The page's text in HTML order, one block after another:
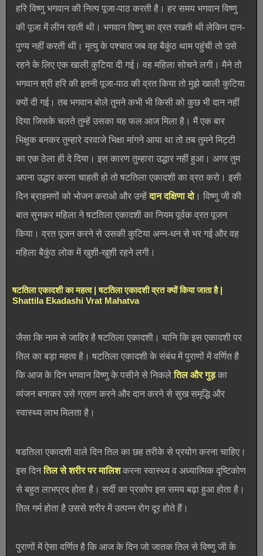
हरि विष्णु भगवान की नित्य पूजा-पाठ करती है। हर समय भगवान विष्णु
की पूजा में लीन रहती थी। भगवान विष्णु का व्रत रखती थी लेकिन दान-
पुण्य नहीं करती थी। मृत्यु के पश्चात जब वह बैकुंठ थाम पहुंची तो उसे
रहने के लिए एक खाली कुटिया दी गई। वह महिला सोचने लगी। मैने तो
भगवान श्री हरि की इतनी पूजा-पाठ की व्रत किया तो मुझे खाली कुटिया
क्यों दी गई। तब भगवान बोले तुमने कभी भी किसी को कुछ भी दान नहीं
दिया जिसके चलते तुम्हें उसका यह फल आज मिला है। मैं एक बार
भिक्षुक बनकर तुम्हारे दरवाजे भिक्षा मांगने आया था तो तब तुमने मिट्टी
का एक ठेला ही दे दिया। इस कारण तुम्हारा उद्धार नहीं हुआ। अगर तुम
अपना उद्धार करना चाहती हो तो षटतिला एकादशी का व्रत करो। इसी
दिन ब्राहमणों को भोजन कराओ और उन्हेंदान दक्षिणा दो। विष्णु जी की
बात सुनकर महिला ने षटतिला एकादशी का नियम पूर्वक व्रत पूजन
किया। व्रत पूजन करने से उसकी कुटिया अन्न-धन से भर गई और वह
महिला बैकुंठ लोक में खुशी-खुशी रहने लगी।
षटतिला एकादशी का महत्व | षटतिला एकादशी व्रत क्यों किया जाता है |
Shattila Ekadashi Vrat Mahatva
जैसा कि नाम से जाहिर है षटतिला एकादशी। यानि कि इस एकादशी पर
तिल का बड़ा महत्व है। षटतिला एकादशी के संबंध में पुराणों में वर्णित है
कि आज के दिन भगवान विष्णु के पसीने से निकलेतिल और गुड़का
व्यंजन बनाकर उसे ग्रहण करने और दान करने से सुख समृद्धि और
स्वास्थ्य लाभ मिलता है।
षडतिला एकादशी वाले दिन तिल का छह तरीके से प्रयोग करना चाहिए।
इस दिनतिल से शरीर पर मालिशकरना स्वास्थ्य व अध्यात्मिक दृष्टिकोण
से बहुत लाभप्रद होता है। सर्दी का प्रकोप इस समय बढ़ा हुआ होता है।
तिल गर्म होता है उससे शरीर में उत्पन्न रोग दूर होते हैं।
पुराणों में ऐसा वर्णित है कि आज के दिन जो जातक तिल से विष्णु जी के